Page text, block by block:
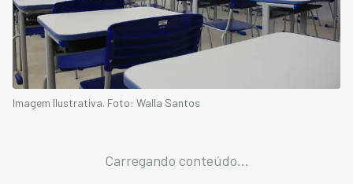
Imagem Ilustrativa. Foto: Walla Santos
Carregando conteúdo...